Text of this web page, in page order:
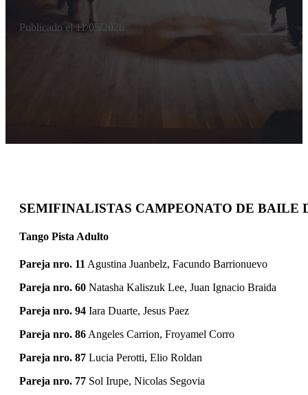
Publicado el 11/05/2026
SEMIFINALISTAS CAMPEONATO DE BAILE
Tango Pista Adulto
Pareja nro. 11 Agustina Juanbelz, Facundo Barrionuevo
Pareja nro. 60 Natasha Kaliszuk Lee, Juan Ignacio Braida
Pareja nro. 94 Iara Duarte, Jesus Paez
Pareja nro. 86 Angeles Carrion, Froyamel Corro
Pareja nro. 87 Lucia Perotti, Elio Roldan
Pareja nro. 77 Sol Irupe, Nicolas Segovia